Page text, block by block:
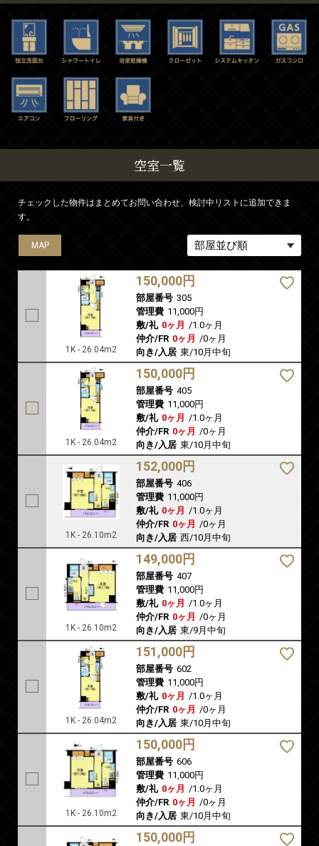
空室一覧
チェックした物件はまとめてお問い合わせ、検討中リストに追加できま
す。
MAP
1K - 26.04m2
150,000円
部屋番号 305
管理費 11,000円
敷/礼 0ヶ月 /1.0ヶ月
仲介/FR 0ヶ月 /0ヶ月
向き/入居 東/10月中旬
MAP
1K - 26.04m2
150,000円
部屋番号 405
管理費 11,000円
敷/礼 0ヶ月 /1.0ヶ月
仲介/FR 0ヶ月 /0ヶ月
向き/入居 東/10月中旬
MAP
1K - 26.10m2
152,000円
部屋番号 406
管理費 11,000円
敷/礼 0ヶ月 /1.0ヶ月
仲介/FR 0ヶ月 /0ヶ月
向き/入居 西/10月中旬
MAP
1K - 26.10m2
149,000円
部屋番号 407
管理費 11,000円
敷/礼 0ヶ月 /1.0ヶ月
仲介/FR 0ヶ月 /0ヶ月
向き/入居 東/9月中旬
MAP
1K - 26.04m2
151,000円
部屋番号 602
管理費 11,000円
敷/礼 0ヶ月 /1.0ヶ月
仲介/FR 0ヶ月 /0ヶ月
向き/入居 東/10月中旬
MAP
1K - 26.10m2
150,000円
部屋番号 606
管理費 11,000円
敷/礼 0ヶ月 /1.0ヶ月
仲介/FR 0ヶ月 /0ヶ月
向き/入居 東/10月中旬
MAP
150,000円
MAP
MAP